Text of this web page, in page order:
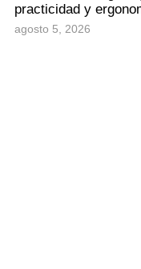
practicidad y
agosto 5, 2026